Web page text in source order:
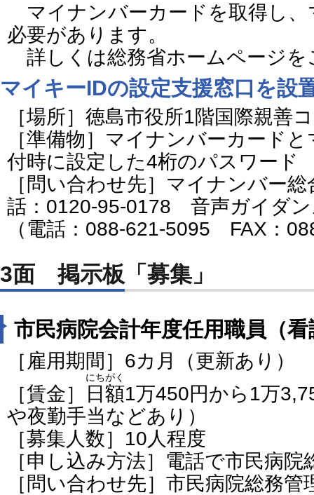
マイナンバーカードを取得し、
必要があります。
詳しくは総務省ホームページを
マイキーIDの設定支援窓口を設
［場所］徳島市役所1階国際親善
［準備物］マイナンバーカード
付時に設定した4桁のパスワード
［問い合わせ先］マイナンバー
話：0120-95-0178 音声ガイダン
（電話：088-621-5095 FAX：
3面 掲示板「募集」
市民病院会計年度任用職員（
［雇用期間］6カ月（更新あり）
［賃金］
日額
にちがく
1万450円から1万
や夜勤手当などあり）
［募集人数］10人程度
［申し込み方法］電話で市民病院
［問い合わせ先］市民病院総務